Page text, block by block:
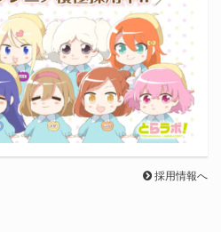
採用情報へ